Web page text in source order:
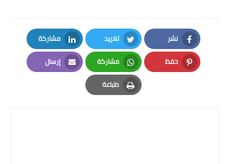
نشر
Facebook
تغريد
Twitter
مشاركة
LinkedIn
حفظ
Pinterest
مشاركة
Whatsapp
إرسال
Email
طباعة
Print